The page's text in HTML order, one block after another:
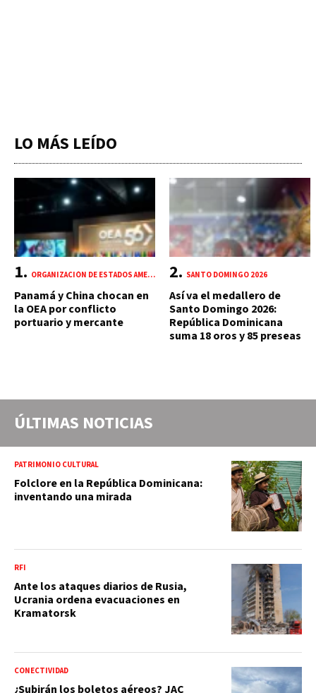
LO MÁS LEÍDO
ORGANIZACIÓN DE ESTADOS AMERICANOS (OEA)
Panamá y China chocan en
la OEA por conflicto
portuario y mercante
SANTO DOMINGO 2026
Así va el medallero de
Santo Domingo 2026:
República Dominicana
suma 18 oros y 85 preseas
ÚLTIMAS NOTICIAS
PATRIMONIO CULTURAL
Folclore en la República Dominicana:
inventando una mirada
RFI
Ante los ataques diarios de Rusia,
Ucrania ordena evacuaciones en
Kramatorsk
CONECTIVIDAD
¿Subirán los boletos aéreos? JAC